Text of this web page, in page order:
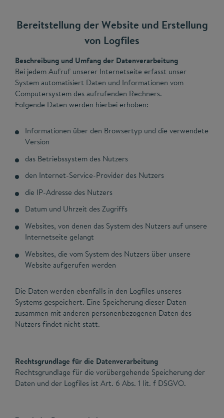
Bereitstellung der Website und Erstellung
von Logfiles
Beschreibung und Umfang der Datenverarbeitung
Bei jedem Aufruf unserer Internetseite erfasst unser
System automatisiert Daten und Informationen vom
Computersystem des aufrufenden Rechners.
Folgende Daten werden hierbei erhoben:
Informationen über den Browsertyp und die verwendete
Version
das Betriebssystem des Nutzers
den Internet-Service-Provider des Nutzers
die IP-Adresse des Nutzers
Datum und Uhrzeit des Zugriffs
Websites, von denen das System des Nutzers auf unsere
Internetseite gelangt
Websites, die vom System des Nutzers über unsere
Website aufgerufen werden
Die Daten werden ebenfalls in den Logfiles unseres
Systems gespeichert. Eine Speicherung dieser Daten
zusammen mit anderen personenbezogenen Daten des
Nutzers findet nicht statt.
Rechtsgrundlage für die Datenverarbeitung
Rechtsgrundlage für die vorübergehende Speicherung der
Daten und der Logfiles ist Art. 6 Abs. 1 lit. f DSGVO.